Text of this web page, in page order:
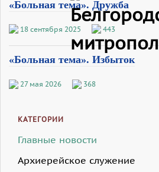
«Больная тема». Дружба
18 сентября 2025 443
«Больная тема». Избыток
27 мая 2026 368
КАТЕГОРИИ
Главные новости
Архиерейское служение